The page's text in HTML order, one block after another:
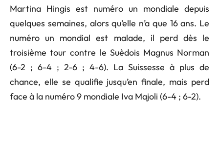
Martina Hingis est numéro un mondiale depuis
quelques semaines, alors qu’elle n’a que 16 ans. Le
numéro un mondial est malade, il perd dès le
troisième tour contre le Suèdois Magnus Norman
(6-2 ; 6-4 ; 2-6 ; 4-6). La Suissesse à plus de
chance, elle se qualifie jusqu’en finale, mais perd
face à la numéro 9 mondiale Iva Majoli (6-4 ; 6-2).